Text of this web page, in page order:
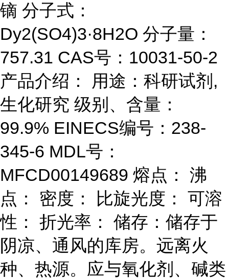
镝 分子式：
Dy2(SO4)3·8H2O 分子量：
757.31 CAS号：10031-50-2
产品介绍： 用途：科研试剂,
生化研究 级别、含量：
99.9% EINECS编号：238-
345-6 MDL号：
MFCD00149689 熔点： 沸
点： 密度： 比旋光度： 可溶
性： 折光率： 储存：储存于
阴凉、通风的库房。远离火
种、热源。应与氧化剂、碱类